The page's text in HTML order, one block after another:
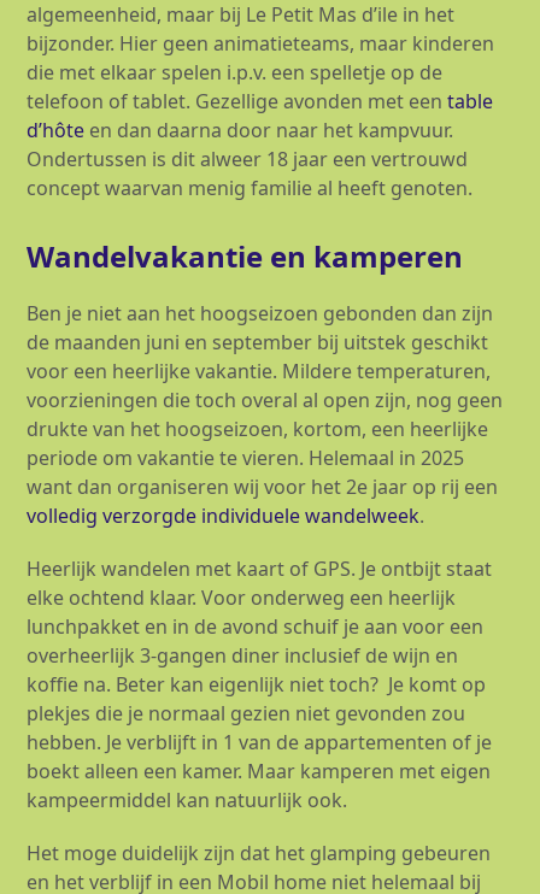
algemeenheid, maar bij Le Petit Mas d’ile in het
bijzonder. Hier geen animatieteams, maar kinderen
die met elkaar spelen i.p.v. een spelletje op de
telefoon of tablet. Gezellige avonden met eentable
d’hôte en dan daarna door naar het kampvuur.
Ondertussen is dit alweer 18 jaar een vertrouwd
concept waarvan menig familie al heeft genoten.
Wandelvakantie en kamperen
Ben je niet aan het hoogseizoen gebonden dan zijn
de maanden juni en september bij uitstek geschikt
voor een heerlijke vakantie. Mildere temperaturen,
voorzieningen die toch overal al open zijn, nog geen
drukte van het hoogseizoen, kortom, een heerlijke
periode om vakantie te vieren. Helemaal in 2025
want dan organiseren wij voor het 2e jaar op rij een
volledig verzorgde individuele wandelweek.
Heerlijk wandelen met kaart of GPS. Je ontbijt staat
elke ochtend klaar. Voor onderweg een heerlijk
lunchpakket en in de avond schuif je aan voor een
overheerlijk 3-gangen diner inclusief de wijn en
koffie na. Beter kan eigenlijk niet toch? Je komt op
plekjes die je normaal gezien niet gevonden zou
hebben. Je verblijft in 1 van de appartementen of je
boekt alleen een kamer. Maar kamperen met eigen
kampeermiddel kan natuurlijk ook.
Het moge duidelijk zijn dat het glamping gebeuren
en het verblijf in een Mobil home niet helemaal bij